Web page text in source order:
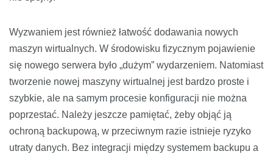
Wyzwaniem jest również łatwość dodawania nowych
maszyn wirtualnych. W środowisku fizycznym pojawienie
się nowego serwera było „dużym” wydarzeniem. Natomiast
tworzenie nowej maszyny wirtualnej jest bardzo proste i
szybkie, ale na samym procesie konfiguracji nie można
poprzestać. Należy jeszcze pamiętać, żeby objąć ją
ochroną backupową, w przeciwnym razie istnieje ryzyko
utraty danych. Bez integracji między systemem backupu a